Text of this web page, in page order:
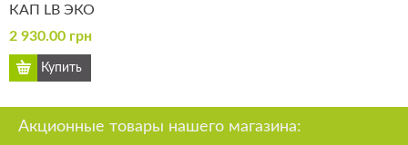
КАП LB ЭКО
2 930.00 грн
Акционные товары нашего магазина: